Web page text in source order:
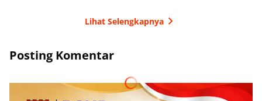
Lihat Selengkapnya
Posting Komentar